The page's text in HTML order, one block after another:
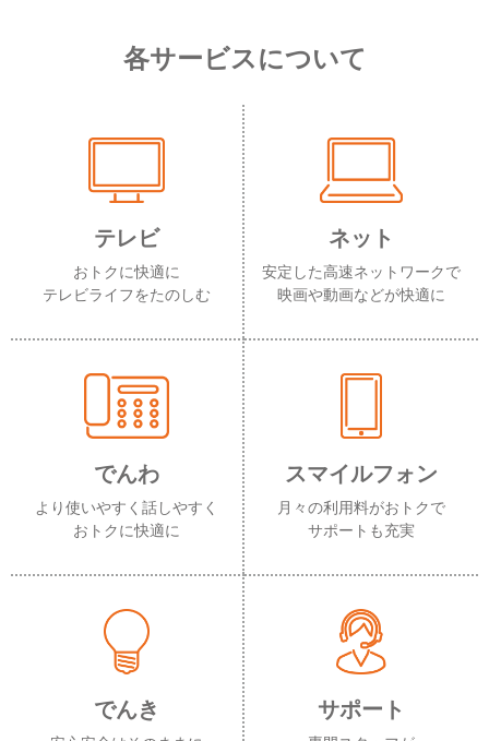
各サービスについて
テレビ
おトクに快適に
テレビライフをたのしむ
ネット
安定した高速ネットワークで
映画や動画などが快適に
でんわ
より使いやすく話しやすく
おトクに快適に
スマイルフォン
月々の利用料がおトクで
サポートも充実
でんき サポート